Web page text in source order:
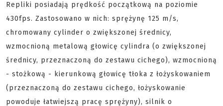
Repliki posiadają prędkość początkową na poziomie
430fps. Zastosowano w nich: sprężynę 125 m/s,
chromowany cylinder o zwiększonej średnicy,
wzmocnioną metalową głowicę cylindra (o zwiększonej
średnicy, przeznaczoną do zestawu cichego), wzmocnioną
- stożkową - kierunkową głowicę tłoka z łożyskowaniem
(przeznaczoną do zestawu cichego, łożyskowanie
powoduje łatwiejszą pracę sprężyny), silnik o